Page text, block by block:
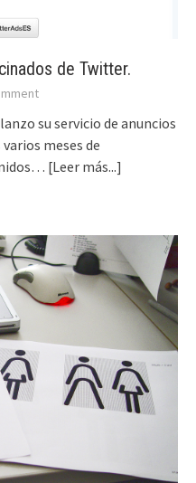
de Twitter.
su servicio de anuncios
meses de
[Leer más...]